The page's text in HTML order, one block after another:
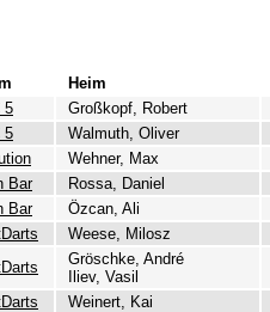
Heim
5
Großkopf, Robert
5
Walmuth, Oliver
Wehner, Max
Bar
Rossa, Daniel
Bar
Özcan, Ali
Weese, Milosz
Gröschke, André
Iliev, Vasil
Weinert, Kai